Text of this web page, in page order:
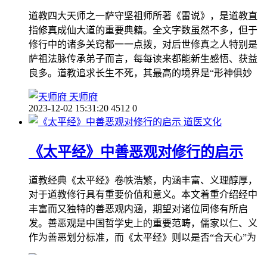
道教四大天师之一萨守坚祖师所著《雷说》，是道教直
指修真成仙大道的重要典籍。全文字数虽然不多，但于
修行中的诸多关窍都一一点拨，对后世修真之人特别是
萨祖法脉传承弟子而言，每每读来都能新生感悟、获益
良多。道教追求长生不死，其最高的境界是“形神俱妙
天师府
2023-12-02 15:31:20 4512 0
道医文化
《太平经》中善恶观对修行的启示
道教经典《太平经》卷帙浩繁，内涵丰富、义理醇厚，
对于道教修行具有重要价值和意义。本文着重介绍经中
丰富而又独特的善恶观内涵，期望对诸位同修有所启
发。善恶观是中国哲学史上的重要范畴，儒家以仁、义
作为善恶划分标准，而《太平经》则以是否“合天心”为